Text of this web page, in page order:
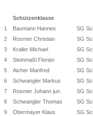
Schützenklasse
1
Baumann Hannes
SG
2
Rosmer Christian
SG
3
Kraller Michael
SG
4
Steinmaßl Florian
SG
5
Aicher Manfred
SG
6
Schwangler Markus
SG
7
Rosmer Johann jun.
SG
8
Schwangler Thomas
SG
9
Obermayer Klaus
SG